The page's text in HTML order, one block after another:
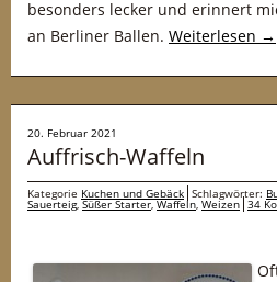
besonders lecker und erinnert
an Berliner Ballen. Weiterlesen →
20. Februar 2021
Auffrisch-Waffeln
Kategorie Kuchen und Gebäck Schlagwörter:
Sauerteig,Süßer Starter,Waffeln, Weizen 34